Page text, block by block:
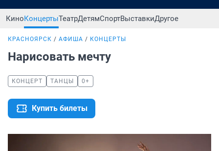
КиноКонцертыТеатрДетямСпортВыставкиДругое
КРАСНОЯРСК АФИША КОНЦЕРТЫ
Нарисовать мечту
КОНЦЕРТ ТАНЦЫ 0+
Купить билеты